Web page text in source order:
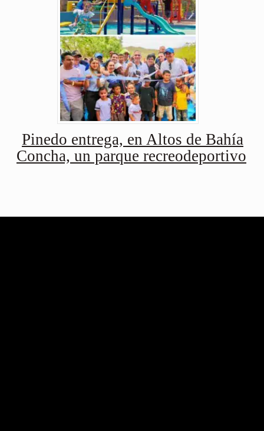
Pinedo entrega, en Altos de Bahía
Concha, un parque recreodeportivo